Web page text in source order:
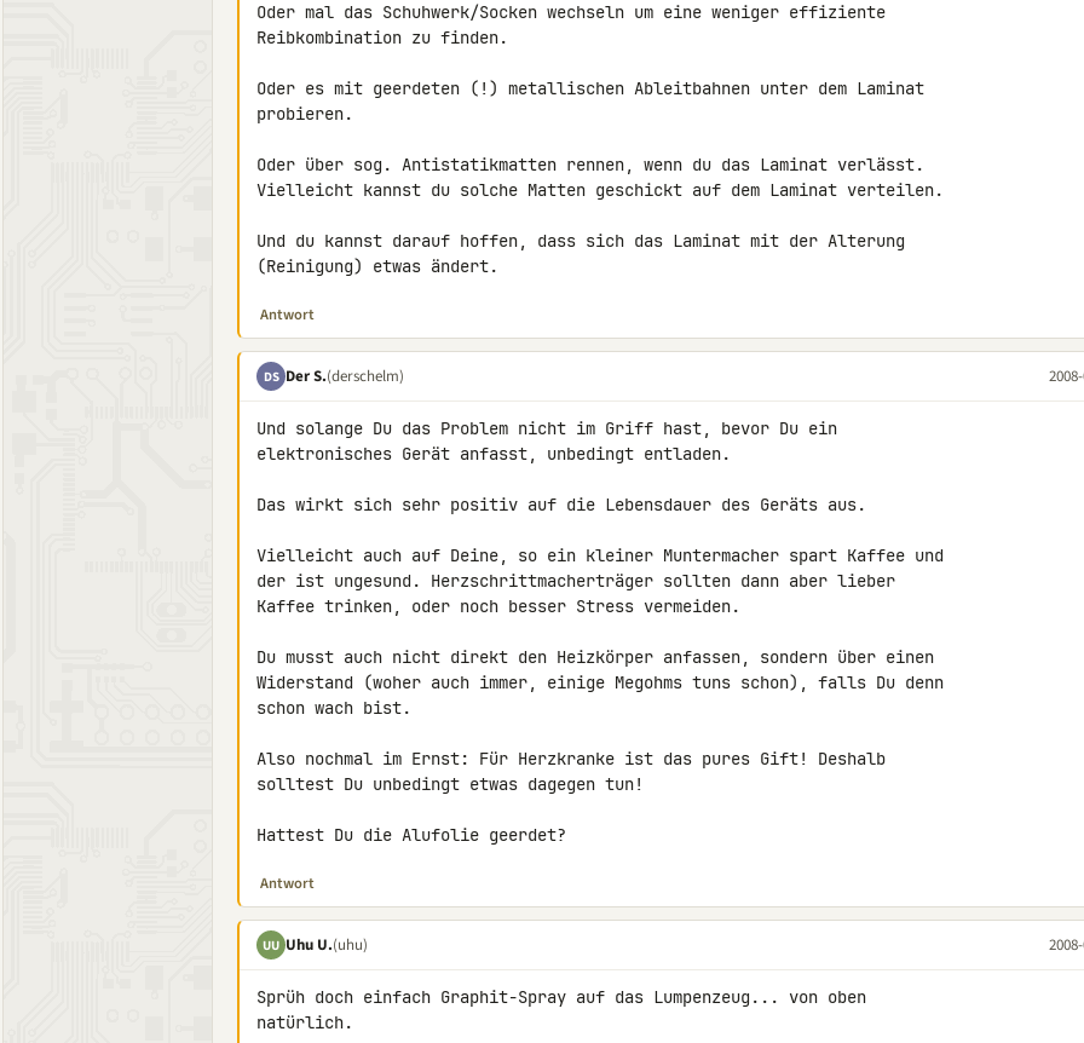
Oder mal das Schuhwerk/Socken wechseln um eine weniger effiziente
Reibkombination zu finden.
Oder es mit geerdeten (!) metallischen Ableitbahnen unter dem Laminat
probieren.
Oder über sog. Antistatikmatten rennen, wenn du das Laminat verlässt.
Vielleicht kannst du solche Matten geschickt auf dem Laminat verteilen.
Und du kannst darauf hoffen, dass sich das Laminat mit der Alterung
(Reinigung) etwas ändert.
Antwort
DS Der S.(derschelm)
Und solange Du das Problem nicht im Griff hast, bevor Du ein
elektronisches Gerät anfasst, unbedingt entladen.
Das wirkt sich sehr positiv auf die Lebensdauer des Geräts aus.
Vielleicht auch auf Deine, so ein kleiner Muntermacher spart Kaffee und
der ist ungesund. Herzschrittmacherträger sollten dann aber lieber
Kaffee trinken, oder noch besser Stress vermeiden.
Du musst auch nicht direkt den Heizkörper anfassen, sondern über einen
Widerstand (woher auch immer, einige Megohms tuns schon), falls Du denn
schon wach bist.
Also nochmal im Ernst: Für Herzkranke ist das pures Gift! Deshalb
solltest Du unbedingt etwas dagegen tun!
Hattest Du die Alufolie geerdet?
Antwort
UU Uhu U.(uhu)
Sprüh doch einfach Graphit-Spray auf das Lumpenzeug... von oben
natürlich.